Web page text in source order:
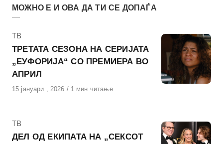
МОЖНО Е И ОВА ДА ТИ СЕ ДОПАЃА
КАтегорија
ТВ
ТРЕТАТА СЕЗОНА НА СЕРИЈАТА
„ЕУФОРИЈА“ СО ПРЕМИЕРА ВО
АПРИЛ
Објавено
15 јануари , 2026 1 мин читање
КАтегорија
ТВ
ДЕЛ ОД ЕКИПАТА НА „СЕКСОТ